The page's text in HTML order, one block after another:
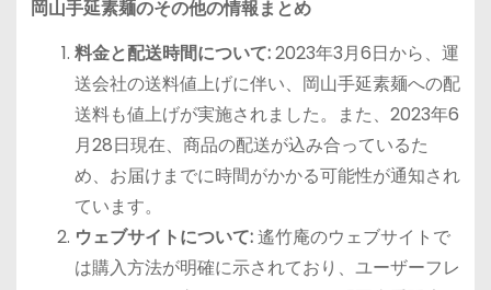
岡山手延素麺のその他の情報まとめ
料金と配送時間について:2023年3月6日から、運
送会社の送料値上げに伴い、岡山手延素麺への配
送料も値上げが実施されました。また、2023年6
月28日現在、商品の配送が込み合っているた
め、お届けまでに時間がかかる可能性が通知され
ています。
ウェブサイトについて:遙竹庵のウェブサイトで
は購入方法が明確に示されており、ユーザーフレ